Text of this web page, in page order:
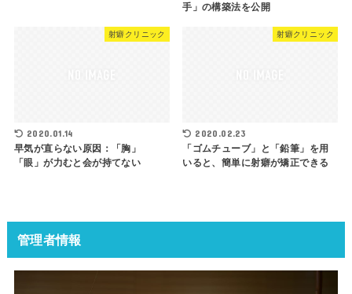
手」の構築法を公開
射癖クリニック
2020.01.14
早気が直らない原因：「胸」
「眼」が力むと会が持てない
射癖クリニック
2020.02.23
「ゴムチューブ」と「鉛筆」を用
いると、簡単に射癖が矯正できる
管理者情報